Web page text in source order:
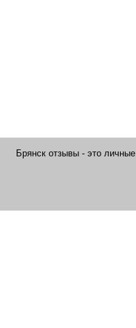
Брянск отзывы - это